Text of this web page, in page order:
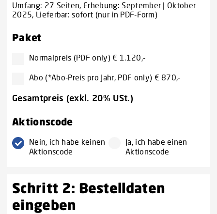
Umfang: 27 Seiten, Erhebung: September | Oktober
2025, Lieferbar: sofort (nur in PDF-Form)
Paket
Normalpreis (PDF only) € 1.120,-
Abo (*Abo-Preis pro Jahr, PDF only) € 870,-
Gesamtpreis (exkl. 20% USt.)
Aktionscode
Nein, ich habe keinen
Aktionscode
Ja, ich habe einen
Aktionscode
Schritt 2: Bestelldaten
eingeben